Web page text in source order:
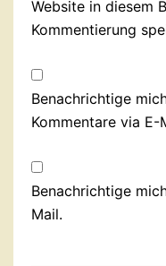
Website in diesem
Kommentierung
Benachrichtige
Kommentare via E-
Benachrichtige
Mail.